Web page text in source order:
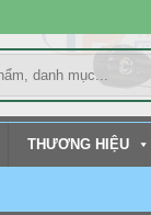
THƯƠNG HIỆU